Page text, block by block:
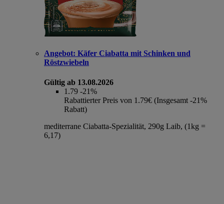
Angebot: Käfer Ciabatta mit Schinken und
Röstzwiebeln
Gültig ab 13.08.2026
1.79 -21%
Rabattierter Preis von 1.79€ (Insgesamt -21%
Rabatt)
mediterrane Ciabatta-Spezialität, 290g Laib, (1kg =
6,17)